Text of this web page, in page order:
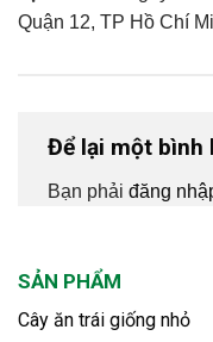
SẢN PHẨM
Cây ăn trái giống nhỏ
Quận 12, TP Hồ Chí
Để lại một bình
Bạn phải đăng